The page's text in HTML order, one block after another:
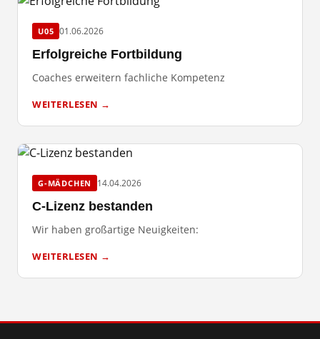
U05 01.06.2026
Erfolgreiche Fortbildung
Coaches erweitern fachliche Kompetenz
WEITERLESEN →
G-MÄDCHEN 14.04.2026
C-Lizenz bestanden
Wir haben großartige Neuigkeiten:
WEITERLESEN →